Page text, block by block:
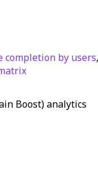
completion by users,
Boost) analytics